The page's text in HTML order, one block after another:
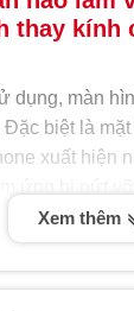
thay kính
dụng, màn
biệt là
xuất hiện
thoại của
tín để thay
bộ phận
Một số
Xem thêm